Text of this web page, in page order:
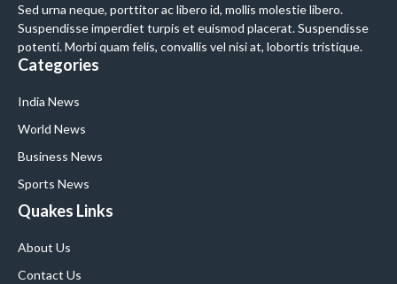
Sed urna neque, porttitor ac libero id, mollis molestie libero.
Suspendisse imperdiet turpis et euismod placerat. Suspendisse
potenti. Morbi quam felis, convallis vel nisi at, lobortis tristique.
Categories
India News
World News
Business News
Sports News
Quakes Links
About Us
Contact Us